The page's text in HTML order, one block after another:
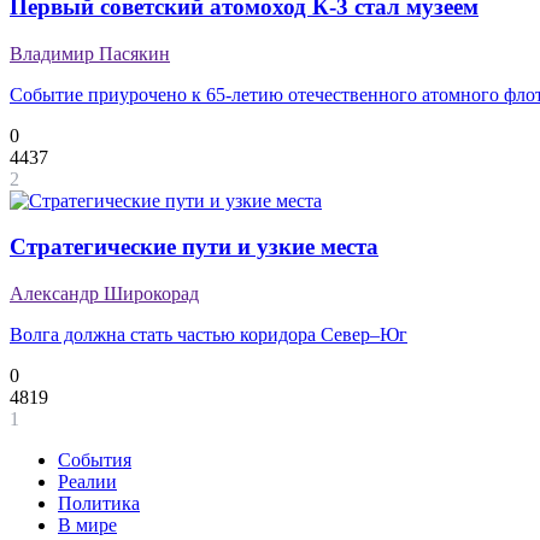
Первый советский атомоход К-3 стал музеем
Владимир Пасякин
Событие приурочено к 65-летию отечественного атомного
0
4437
2
Стратегические пути и узкие места
Александр Широкорад
Волга должна стать частью коридора Север–Юг
0
4819
1
События
Реалии
Политика
В мире